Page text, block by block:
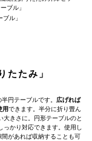
ル」
たたみ」
円テーブルです。 広げれば
用できます。半分に折り畳ん
大きさに。円形テーブルのと
っかり対応できます。使用し
があれば収納することも可